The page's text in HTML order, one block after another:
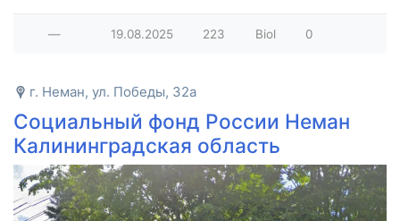
— 19.08.2025 223 Biol 0
г. Неман, ул. Победы, 32а
Социальный фонд России Неман
Калининградская область